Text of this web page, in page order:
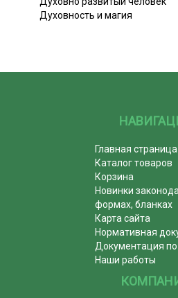
Духовность и магия
Главная страница
Каталог товаров
Корзина
Новинки
формах, бланках
Карта сайта
Нормативная
Документация
Наши работы